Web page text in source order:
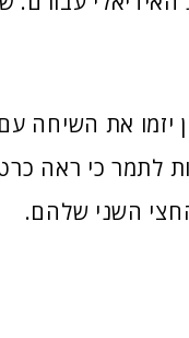
יזמו את השיחה
לתמר כי ראה
השני שלהם.